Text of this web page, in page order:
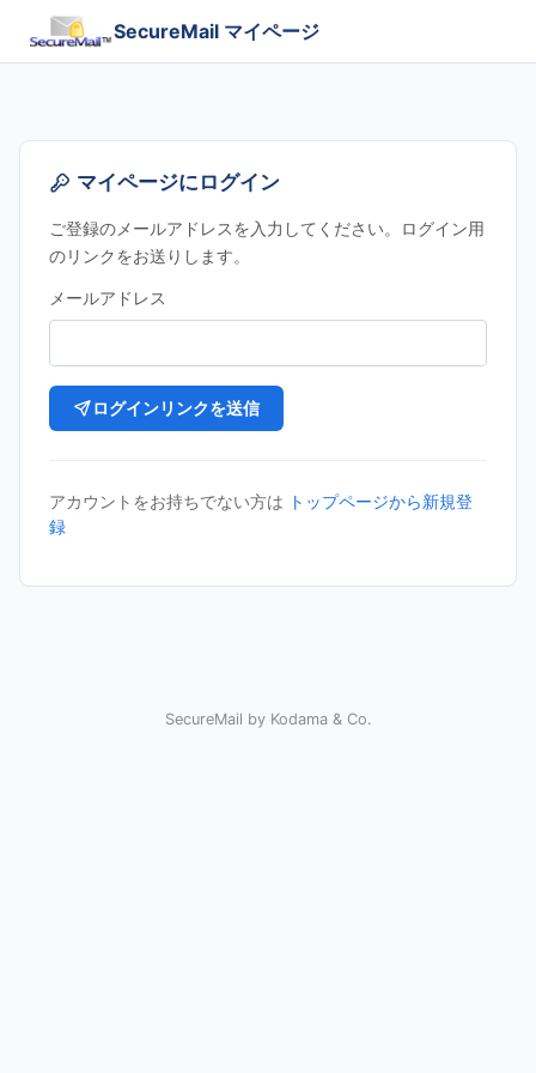
SecureMail マイページ
マイページにログイン
ご登録のメールアドレスを入力してください。ログイン用
のリンクをお送りします。
メールアドレス
ログインリンクを送信
アカウントをお持ちでない方は
トップページから新規登
録
SecureMail by Kodama & Co.